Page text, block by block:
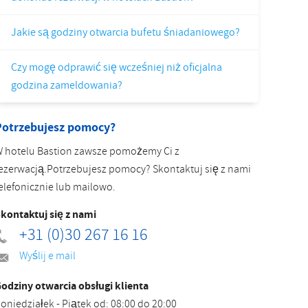
Jakie są godziny otwarcia bufetu śniadaniowego?
Czy mogę odprawić się wcześniej niż oficjalna
godzina zameldowania?
pomocy?
hotelu Bastion zawsze pomożemy Ci z
pomocy? Skontaktuj się z nami
lub mailowo.
się z nami
+31 (0)30 267 16 16
Wyślij e mail
otwarcia obsługi klienta
- Piątek od: 08:00 do 20:00